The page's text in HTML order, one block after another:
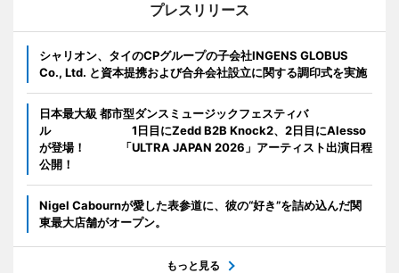
プレスリリース
シャリオン、タイのCPグループの子会社INGENS GLOBUS
Co., Ltd. と資本提携および合弁会社設立に関する調印式を実施
日本最大級 都市型ダンスミュージックフェスティバ
ル 1日目にZedd B2B Knock2、2日目にAlesso
が登場！ 「ULTRA JAPAN 2026」アーティスト出演日程
公開！
Nigel Cabournが愛した表参道に、彼の“好き”を詰め込んだ関
東最大店舗がオープン。
もっと見る